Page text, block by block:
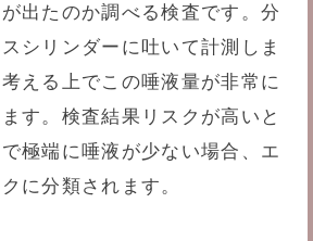
出たのか調べる検査です。分
シリンダーに吐いて計測しま
える上でこの唾液量が非常に
す。検査結果リスクが高いと
極端に唾液が少ない場合、エ
に分類されます。